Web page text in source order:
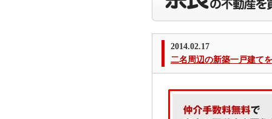
2014.02.17
二名周辺の新築一戸建て